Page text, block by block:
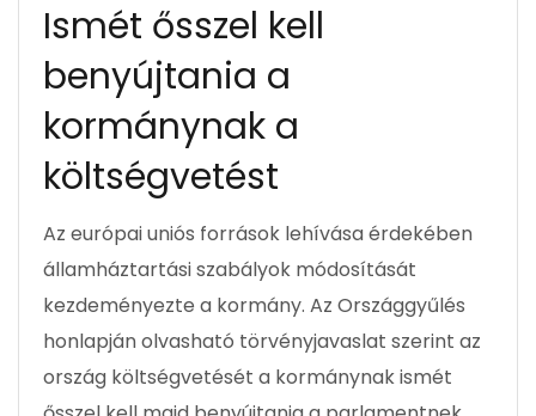
Ismét ősszel kell
benyújtania a
kormánynak a
költségvetést
Az európai uniós források lehívása érdekében
államháztartási szabályok módosítását
kezdeményezte a kormány. Az Országgyűlés
honlapján olvasható törvényjavaslat szerint az
ország költségvetését a kormánynak ismét